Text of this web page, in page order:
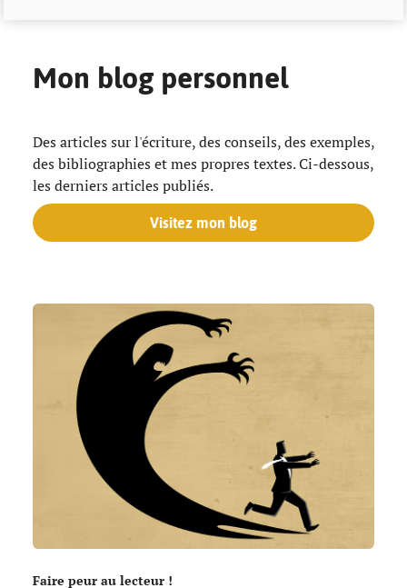
Mon blog personnel
Des articles sur l'écriture, des conseils, des exemples,
des bibliographies et mes propres textes. Ci-dessous,
les derniers articles publiés.
Visitez mon blog
Faire peur au lecteur !